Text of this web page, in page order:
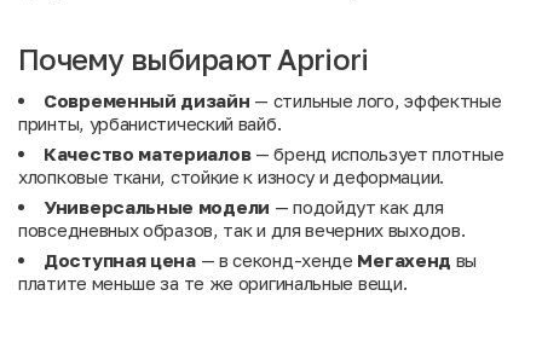
Почему выбирают Apriori
Современный дизайн — стильные лого, эффектные
принты, урбанистический вайб.
Качество материалов— бренд использует плотные
хлопковые ткани, стойкие к износу и деформации.
Универсальные модели — подойдут как для
повседневных образов, так и для вечерних выходов.
Доступная цена— в секонд-хенде Мегахенд вы
платите меньше за те же оригинальные вещи.